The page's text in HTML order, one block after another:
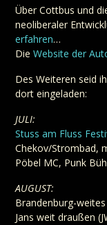
Über Cottbus und
neoliberaler
erfahren…
DieWebsite der
Des Weiteren seid
dort eingeladen:
JULI:
Stuss am Fluss
Chekov/Strombad,
Pöbel MC, Punk
AUGUST:
Brandenburg-
Jans weit draußen